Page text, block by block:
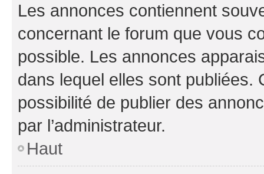
Les annonces contiennent
concernant le forum que vous
possible. Les annonces
dans lequel elles sont publiées.
possibilité de publier des
par l’administrateur.
Haut